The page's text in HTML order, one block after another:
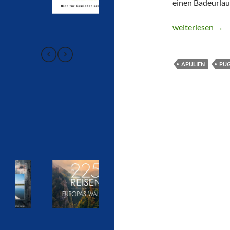
einen
CTOUR auf der
weiterlesen →
APULIEN